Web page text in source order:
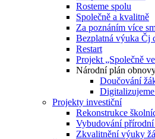
Rosteme spolu
Společně a kvalitně
Za poznáním více
Bezplatná výuka Čj
Restart
Projekt „Společně
Národní plán
Doučování
Projekty investiční
Rekonstrukce
Vybudování
Zkvalitnění výuky